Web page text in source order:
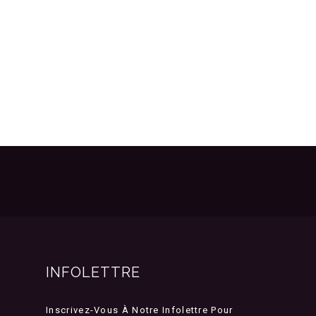
INFOLETTRE
Inscrivez-Vous À Notre Infolettre Pour